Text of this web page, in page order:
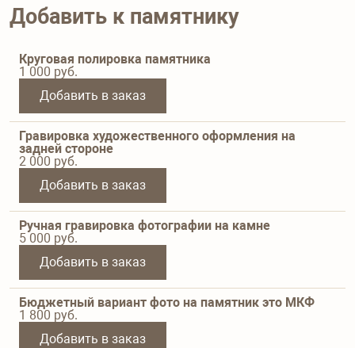
Добавить к памятнику
Круговая полировка памятника
1 000 руб.
Добавить в заказ
Гравировка художественного оформления на
задней стороне
2 000 руб.
Добавить в заказ
Ручная гравировка фотографии на камне
5 000 руб.
Добавить в заказ
Бюджетный вариант фото на памятник это МКФ
1 800 руб.
Добавить в заказ